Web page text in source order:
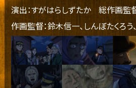
演出：すがはらしずたか総作画監
作画監督：鈴木信一、しんぼたくろ